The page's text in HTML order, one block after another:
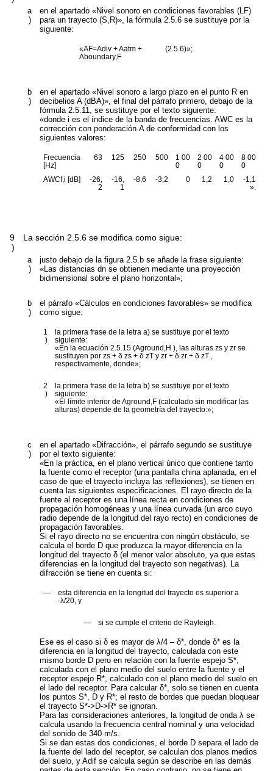
a
)
en el apartado «Nivel sonoro en condiciones favorables (L F)
para un trayecto (S,R)», la fórmula 2.5.6 se sustituye por la
siguiente:
«AF=Adiv+ Aatm+
Aboundary,F
(2.5.6)»;
b
)
en el apartado «Nivel sonoro a largo plazo en el punto R en
decibelios A (dBA)», el final del párrafo primero, debajo de la
fórmula 2.5.11, se sustituye por el texto siguiente:
«donde i es el índice de la banda de frecuencias. AWCes la
corrección con ponderación A de conformidad con los
siguientes valores:
Frecuencia
[Hz]
63 125 250 500
1 00
0
2 00
0
4 00
0
8 00
0
AWCf,i [dB]
-26,
2
-16,
1
-8,6 -3,2 0 1,2 1,0
-1,1
».
9
)
La sección 2.5.6 se modifica como sigue:
a
)
justo debajo de la figura 2.5.b se añade la frase siguiente:
«Las distancias dn se obtienen mediante una proyección
bidimensional sobre el plano horizontal»;
b
)
el párrafo «Cálculos en condiciones favorables» se modifica
como sigue:
1
)
la primera frase de la letra a) se sustituye por el texto
siguiente:
«En la ecuación 2.5.15 (Aground,H ), las alturas zs y zr se
sustituyen por zs+ δ zs+ δ zT y zr+ δ zr+ δ zT
respectivamente, donde»;
2
)
la primera frase de la letra b) se sustituye por el texto
siguiente:
«El límite inferior de Aground,F (calculado sin modificar las
alturas) depende de la geometría del trayecto:»;
c
)
en el apartado «Difracción», el párrafo segundo se sustituye
por el texto siguiente:
«En la práctica, en el plano vertical único que contiene tanto
la fuente como el receptor (una pantalla china aplanada, en el
caso de que el trayecto incluya las reflexiones), se tienen en
cuenta las siguientes especificaciones. El rayo directo de la
fuente al receptor es una línea recta en condiciones de
propagación homogéneas y una línea curvada (un arco cuyo
radio depende de la longitud del rayo recto) en condiciones de
propagación favorables.
Si el rayo directo no se encuentra con ningún obstáculo, se
calcula el borde D que produzca la mayor diferencia en la
longitud del trayecto δ (el menor valor absoluto, ya que estas
diferencias en la longitud del trayecto son negativas). La
difracción se tiene en cuenta si:
—
esta diferencia en la longitud del trayecto es superior a
-λ/20, y
— si se cumple el criterio de Rayleigh.
Ese es el caso si δ es mayor de λ/4 – δ*, donde δ* es la
diferencia en la longitud del trayecto, calculada con este
mismo borde D pero en relación con la fuente espejo S*,
calculada con el plano medio del suelo entre la fuente y el
receptor espejo R*, calculado con el plano medio del suelo en
el lado del receptor. Para calcular δ*, solo se tienen en cuenta
los puntos S*, D y R*; el resto de bordes que puedan bloquear
el trayecto S*->D->R* se ignoran.
Para las consideraciones anteriores, la longitud de onda λ se
calcula usando la frecuencia central nominal y una velocidad
del sonido de 340 m/s.
Si se dan estas dos condiciones, el borde D separa el lado de
la fuente del lado del receptor, se calculan dos planos medios
del suelo, y Adifse calcula según se describe en las demás